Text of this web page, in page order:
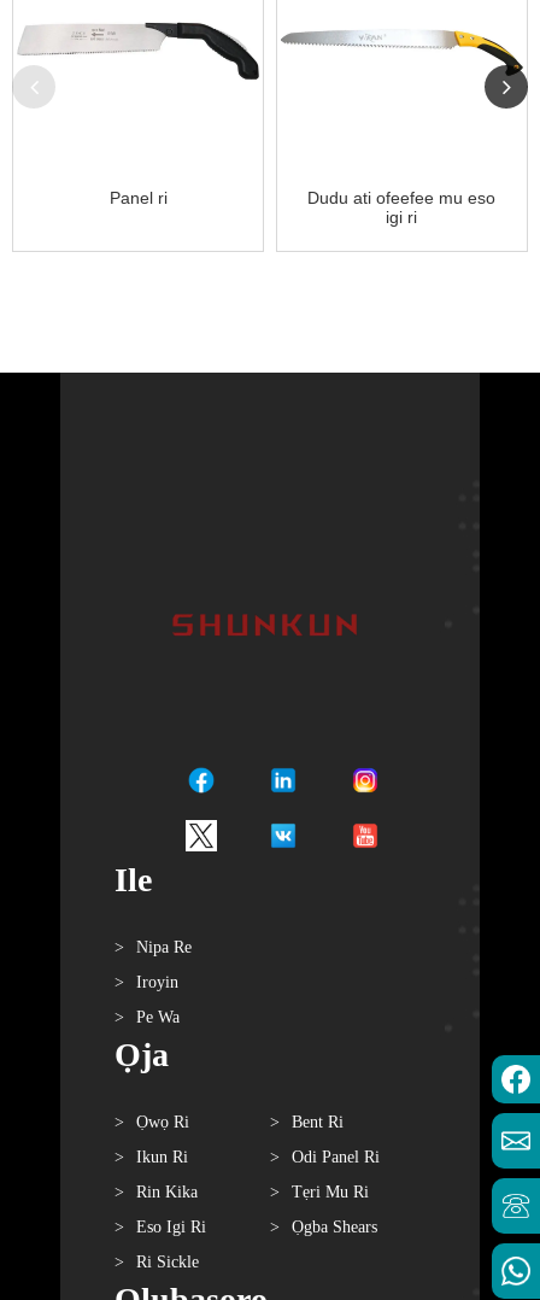
Panel ri
Dudu ati ofeefee mu eso
igi ri
Ile
Nipa Re
Iroyin
Pe Wa
Ọja
Ọwọ Ri
Bent Ri
Ikun Ri
Odi Panel Ri
Rin Kika
Tẹri Mu Ri
Eso Igi Ri
Ọgba Shears
Ri Sickle